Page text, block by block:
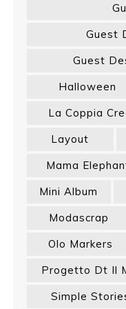
Guest
Guest
Halloween
La Coppia
Layout
Mama
Mini Album
Modascrap
Olo Markers
Progetto Dt Il
Simple